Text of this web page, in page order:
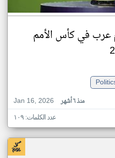
نجوم عرب في كأس الأمم
Jan 16, 2026
منذ ٦ أشهر
عدد الكلمات: ١٠٩